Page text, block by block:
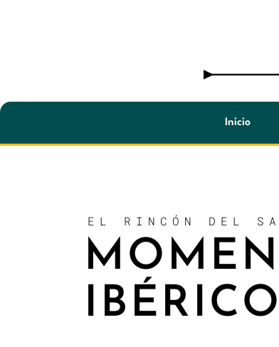
Inicio
EL RINCÓN DEL